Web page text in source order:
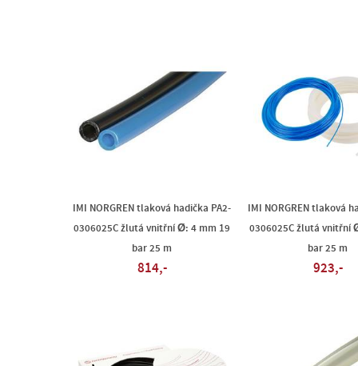
IMI NORGREN tlaková hadička PA2-
0306025C žlutá vnitřní Ø: 4 mm 19
bar 25 m
814,-
IMI NORGREN tlaková
0306025C žlutá vnitřní
bar 25 m
923,-